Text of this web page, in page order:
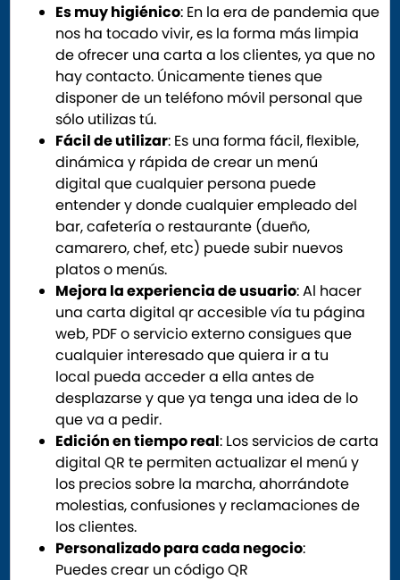
Es muy higiénico: En la era de pandemia que
nos ha tocado vivir, es la forma más limpia
de ofrecer una carta a los clientes, ya que no
hay contacto. Únicamente tienes que
disponer de un teléfono móvil personal que
sólo utilizas tú.
Fácil de utilizar: Es una forma fácil, flexible,
dinámica y rápida de crear un menú
digital que cualquier persona puede
entender y donde cualquier empleado del
bar, cafetería o restaurante (dueño,
camarero, chef, etc) puede subir nuevos
platos o menús.
Mejora la experiencia de usuario: Al hacer
una carta digital qr accesible vía tu página
web, PDF o servicio externo consigues que
cualquier interesado que quiera ir a tu
local pueda acceder a ella antes de
desplazarse y que ya tenga una idea de lo
que va a pedir.
Edición en tiempo real: Los servicios de carta
digital QR te permiten actualizar el menú y
los precios sobre la marcha, ahorrándote
molestias, confusiones y reclamaciones de
los clientes.
Personalizado para cada negocio:
Puedes crear un código QR